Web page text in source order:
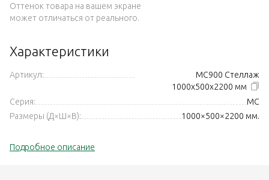
Оттенок товара на вашем экране
может отличаться от реального.
Характеристики
Артикул:
МС900 Стеллаж
1000x500x2200 мм
Серия:
МС
Размеры (Д×Ш×В):
1000×500×2200 мм.
Подробное описание